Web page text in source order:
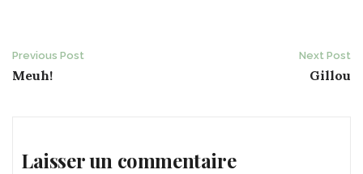
Post
Previous Post
Meuh!
Next Post
Gillou
Laisser un commentaire